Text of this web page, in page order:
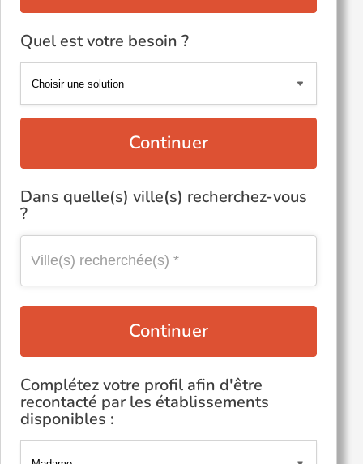
Quel est votre besoin ?
Continuer
Dans quelle(s) ville(s) recherchez-vous
?
Continuer
Complétez votre profil afin d'être
recontacté par les établissements
disponibles :